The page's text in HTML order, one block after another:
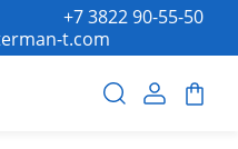
t.com
+7 3822 90-55-50